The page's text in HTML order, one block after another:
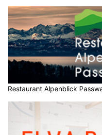
Restaurant Alpenblick